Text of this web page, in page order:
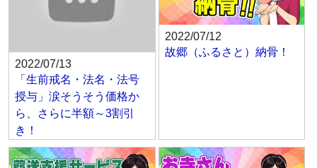
2022/07/13
「生前戒名・法名・法号
授与」涙そうそう価格か
ら、さらに半額～3割引
き！
2022/07/12
故郷（ふるさと）納骨！